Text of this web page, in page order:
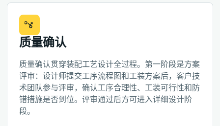
质量确认
质量确认贯穿装配工艺设计全过程。第一阶段是方案
评审：设计师提交工序流程图和工装方案后，客户技
术团队参与评审，确认工序合理性、工装可行性和防
错措施是否到位。评审通过后方可进入详细设计阶
段。